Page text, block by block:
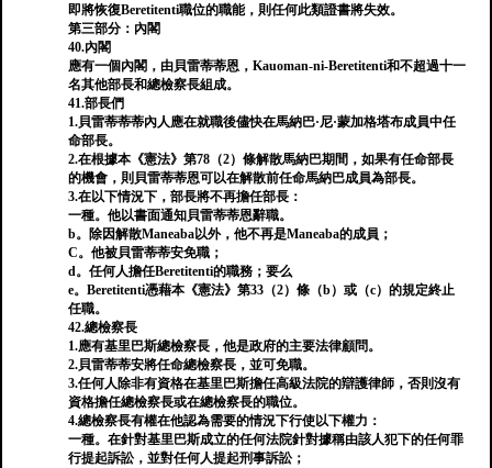
即將恢復Beretitenti職位的職能，則任何此類證書將失效。
第三部分：內閣
40.內閣
應有一個內閣，由貝雷蒂蒂恩，Kauoman-ni-Beretitenti和不超過十一
名其他部長和總檢察長組成。
41.部長們
1.貝雷蒂蒂蒂內人應在就職後儘快在馬納巴·尼·蒙加格塔布成員中任
命部長。
2.在根據本《憲法》第78（2）條解散馬納巴期間，如果有任命部長
的機會，則貝雷蒂蒂恩可以在解散前任命馬納巴成員為部長。
3.在以下情況下，部長將不再擔任部長：
一種。他以書面通知貝雷蒂蒂恩辭職。
b。除因解散Maneaba以外，他不再是Maneaba的成員；
C。他被貝雷蒂蒂安免職；
d。任何人擔任Beretitenti的職務；要么
e。Beretitenti憑藉本《憲法》第33（2）條（b）或（c）的規定終止
任職。
42.總檢察長
1.應有基里巴斯總檢察長，他是政府的主要法律顧問。
2.貝雷蒂蒂安將任命總檢察長，並可免職。
3.任何人除非有資格在基里巴斯擔任高級法院的辯護律師，否則沒有
資格擔任總檢察長或在總檢察長的職位。
4.總檢察長有權在他認為需要的情況下行使以下權力：
一種。在針對基里巴斯成立的任何法院針對據稱由該人犯下的任何罪
行提起訴訟，並對任何人提起刑事訴訟；